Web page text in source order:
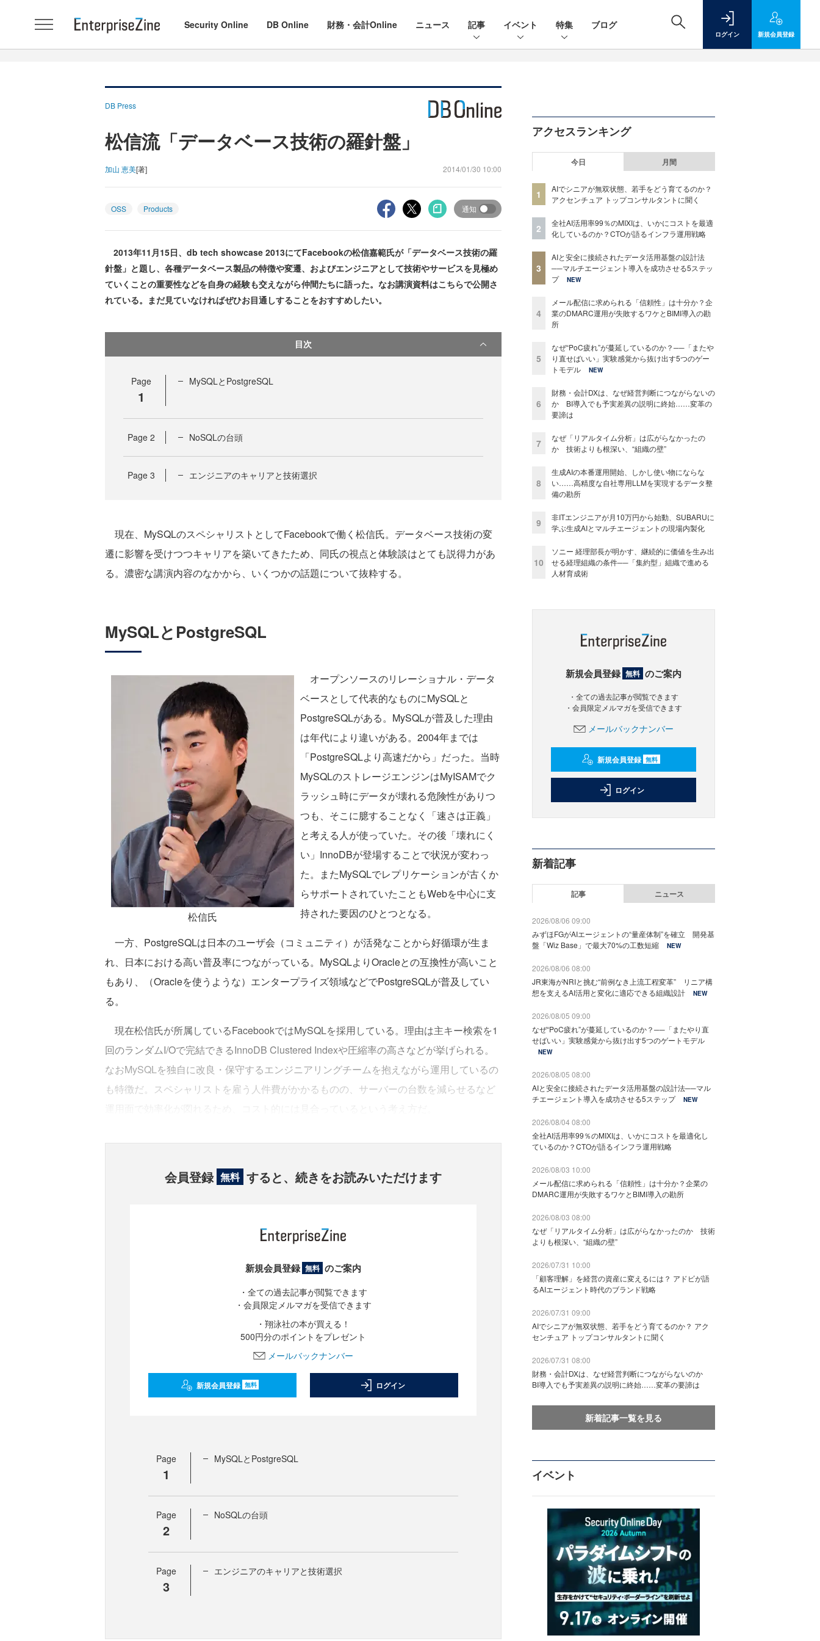
Security Online DB Online 財務・会計Online ニュース 記事 イベント 特集 ブログ
ログイン 新規会員登録
DB Press
松信流「データベース技術の羅針盤」
加山 恵美[著] 2014/01/30 10:00
OSS Products 通知
2013年11月15日、db tech showcase 2013にてFacebookの松信嘉範氏が「データベース技術の羅
針盤」と題し、各種データベース製品の特徴や変遷、およびエンジニアとして技術やサービスを見極め
ていくことの重要性などを自身の経験も交えながら仲間たちに語った。なお講演資料はこちらで公開さ
れている。まだ見ていなければぜひお目通しすることをおすすめしたい。
目次
Page
1
MySQLとPostgreSQL
Page 2 NoSQLの台頭
Page 3 エンジニアのキャリアと技術選択
現在、MySQLのスペシャリストとしてFacebookで働く松信氏。データベース技術の変
遷に影響を受けつつキャリアを築いてきたため、同氏の視点と体験談はとても説得力があ
る。濃密な講演内容のなかから、いくつかの話題について抜粋する。
MySQLとPostgreSQL
松信氏
オープンソースのリレーショナル・データ
ベースとして代表的なものにMySQLと
PostgreSQLがある。MySQLが普及した理由
は年代により違いがある。2004年までは
「PostgreSQLより高速だから」だった。当時
MySQLのストレージエンジンはMyISAMでク
ラッシュ時にデータが壊れる危険性がありつ
つも、そこに臆することなく「速さは正義」
と考える人が使っていた。その後「壊れにく
い」InnoDBが登場することで状況が変わっ
た。またMySQLでレプリケーションが古くか
らサポートされていたこともWebを中心に支
持された要因のひとつとなる。
一方、PostgreSQLは日本のユーザ会（コミュニティ）が活発なことから好循環が生ま
れ、日本における高い普及率につながっている。MySQLよりOracleとの互換性が高いこと
もあり、（Oracleを使うような）エンタープライズ領域などでPostgreSQLが普及してい
る。
現在松信氏が所属しているFacebookではMySQLを採用している。理由は主キー検索を1
回のランダムI/Oで完結できるInnoDB Clustered Indexや圧縮率の高さなどが挙げられる。
なおMySQLを独自に改良・保守するエンジニアリングチームを抱えながら運用しているの
も特徴だ。スペシャリストを雇う人件費がかかるものの、サーバーの台数を減らせるなど
会員登録 無料 すると、続きをお読みいただけます
新規会員登録 無料 のご案内
・全ての過去記事が閲覧できます
・会員限定メルマガを受信できます
・翔泳社の本が買える！
500円分のポイントをプレゼント
メールバックナンバー
新規会員登録 無料 ログイン
Page
1
MySQLとPostgreSQL
Page
2
NoSQLの台頭
Page
3
エンジニアのキャリアと技術選択
アクセスランキング
今日 月間
1
AIでシニアが無双状態、若手をどう育てるのか？
アクセンチュア トップコンサルタントに聞く
2
全社AI活用率99％のMIXIは、いかにコストを最適
化しているのか？CTOが語るインフラ運用戦略
3
AIと安全に接続されたデータ活用基盤の設計法
──マルチエージェント導入を成功させる5ステッ
プ
NEW
4
メール配信に求められる「信頼性」は十分か？企
業のDMARC運用が失敗するワケとBIMI導入の勘
所
5
なぜ“PoC疲れ”が蔓延しているのか？──「またや
り直せばいい」実験感覚から抜け出す5つのゲー
トモデル
NEW
6
財務・会計DXは、なぜ経営判断につながらないの
か BI導入でも予実差異の説明に終始……変革の
要諦は
7
なぜ「リアルタイム分析」は広がらなかったの
か 技術よりも根深い、“組織の壁”
8
生成AIの本番運用開始、しかし使い物にならな
い……高精度な自社専用LLMを実現するデータ整
備の勘所
9
非ITエンジニアが月10万円から始動、SUBARUに
学ぶ生成AIとマルチエージェントの現場内製化
10
ソニー 経理部長が明かす、継続的に価値を生み出
せる経理組織の条件──「集約型」組織で進める
人材育成術
新規会員登録 無料 のご案内
・全ての過去記事が閲覧できます
・会員限定メルマガを受信できます
メールバックナンバー
新規会員登録 無料
ログイン
新着記事
記事 ニュース
2026/08/06 09:00
みずほFGがAIエージェントの“量産体制”を確立 開発基
盤「Wiz Base」で最大70%の工数短縮
NEW
2026/08/06 08:00
JR東海がNRIと挑む“前例なき上流工程変革” リニア構
想を支えるAI活用と変化に適応できる組織設計
NEW
2026/08/05 09:00
なぜ“PoC疲れ”が蔓延しているのか？──「またやり直
せばいい」実験感覚から抜け出す5つのゲートモデル
NEW
2026/08/05 08:00
AIと安全に接続されたデータ活用基盤の設計法──マル
チエージェント導入を成功させる5ステップ
NEW
2026/08/04 08:00
全社AI活用率99％のMIXIは、いかにコストを最適化し
ているのか？CTOが語るインフラ運用戦略
2026/08/03 10:00
メール配信に求められる「信頼性」は十分か？企業の
DMARC運用が失敗するワケとBIMI導入の勘所
2026/08/03 08:00
なぜ「リアルタイム分析」は広がらなかったのか 技術
よりも根深い、“組織の壁”
2026/07/31 10:00
「顧客理解」を経営の資産に変えるには？ アドビが語
るAIエージェント時代のブランド戦略
2026/07/31 09:00
AIでシニアが無双状態、若手をどう育てるのか？ アク
センチュア トップコンサルタントに聞く
2026/07/31 08:00
財務・会計DXは、なぜ経営判断につながらないのか
BI導入でも予実差異の説明に終始……変革の要諦は
新着記事一覧を見る
イベント